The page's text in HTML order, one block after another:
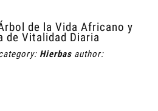
de la Vida Africano y
de Vitalidad Diaria
Hierbas author: